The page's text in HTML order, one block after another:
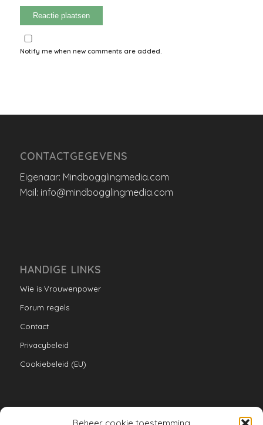
Notify me when new comments are added.
CONTACTGEGEVENS
Eigenaar: Mindbogglingmedia.com
Mail: info@mindbogglingmedia.com
HANDIGE LINKS
Wie is Vrouwenpower
Forum regels
Contact
Privacybeleid
Cookiebeleid (EU)